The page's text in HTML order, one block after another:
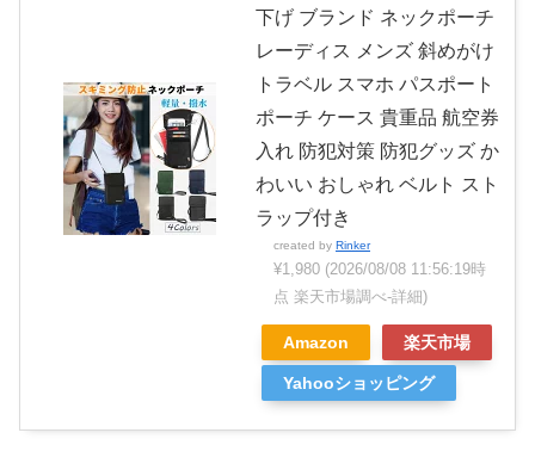
下げ ブランド ネックポーチ
レーディス メンズ 斜めがけ
トラベル スマホ パスポート
ポーチ ケース 貴重品 航空券
入れ 防犯対策 防犯グッズ か
わいい おしゃれ ベルト スト
ラップ付き
created by Rinker
¥1,980 (2026/08/08 11:56:19時
点 楽天市場調べ-詳細)
Amazon 楽天市場
Yahooショッピング